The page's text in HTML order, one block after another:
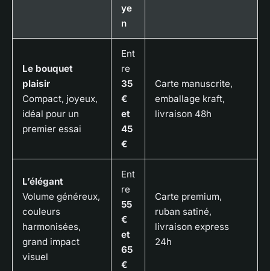
ye
n
Le bouquet
plaisir
Compact, joyeux,
idéal pour un
premier essai
Ent
re
35
€
et
45
€
Carte manuscrite,
emballage kraft,
livraison 48h
L’élégant
Volume généreux,
couleurs
harmonisées,
grand impact
visuel
Ent
re
55
€
et
65
€
Carte premium,
ruban satiné,
livraison express
24h